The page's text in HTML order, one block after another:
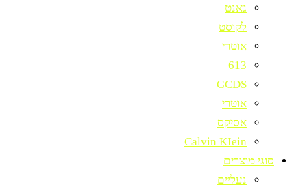
גאנט
לקוסט
אוטרי
613
GCDS
אוטרי
אסיקס
Calvin KIein
סוגי מוצרים
נעליים